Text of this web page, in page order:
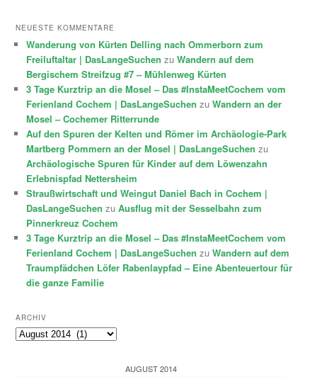
NEUESTE KOMMENTARE
Wanderung von Kürten Delling nach Ommerborn zum
Freiluftaltar | DasLangeSuchen zuWandern auf dem
Bergischem Streifzug #7 – Mühlenweg Kürten
3 Tage Kurztrip an die Mosel – Das #InstaMeetCochem vom
Ferienland Cochem | DasLangeSuchen zuWandern an der
Mosel – Cochemer Ritterrunde
Auf den Spuren der Kelten und Römer im Archäologie-Park
Martberg Pommern an der Mosel | DasLangeSuchen zu
Archäologische Spuren für Kinder auf dem Löwenzahn
Erlebnispfad Nettersheim
Straußwirtschaft und Weingut Daniel Bach in Cochem |
DasLangeSuchen zuAusflug mit der Sesselbahn zum
Pinnerkreuz Cochem
3 Tage Kurztrip an die Mosel – Das #InstaMeetCochem vom
Ferienland Cochem | DasLangeSuchen zuWandern auf dem
Traumpfädchen Löfer Rabenlaypfad – Eine Abenteuertour für
die ganze Familie
ARCHIV
Archiv
AUGUST 2014